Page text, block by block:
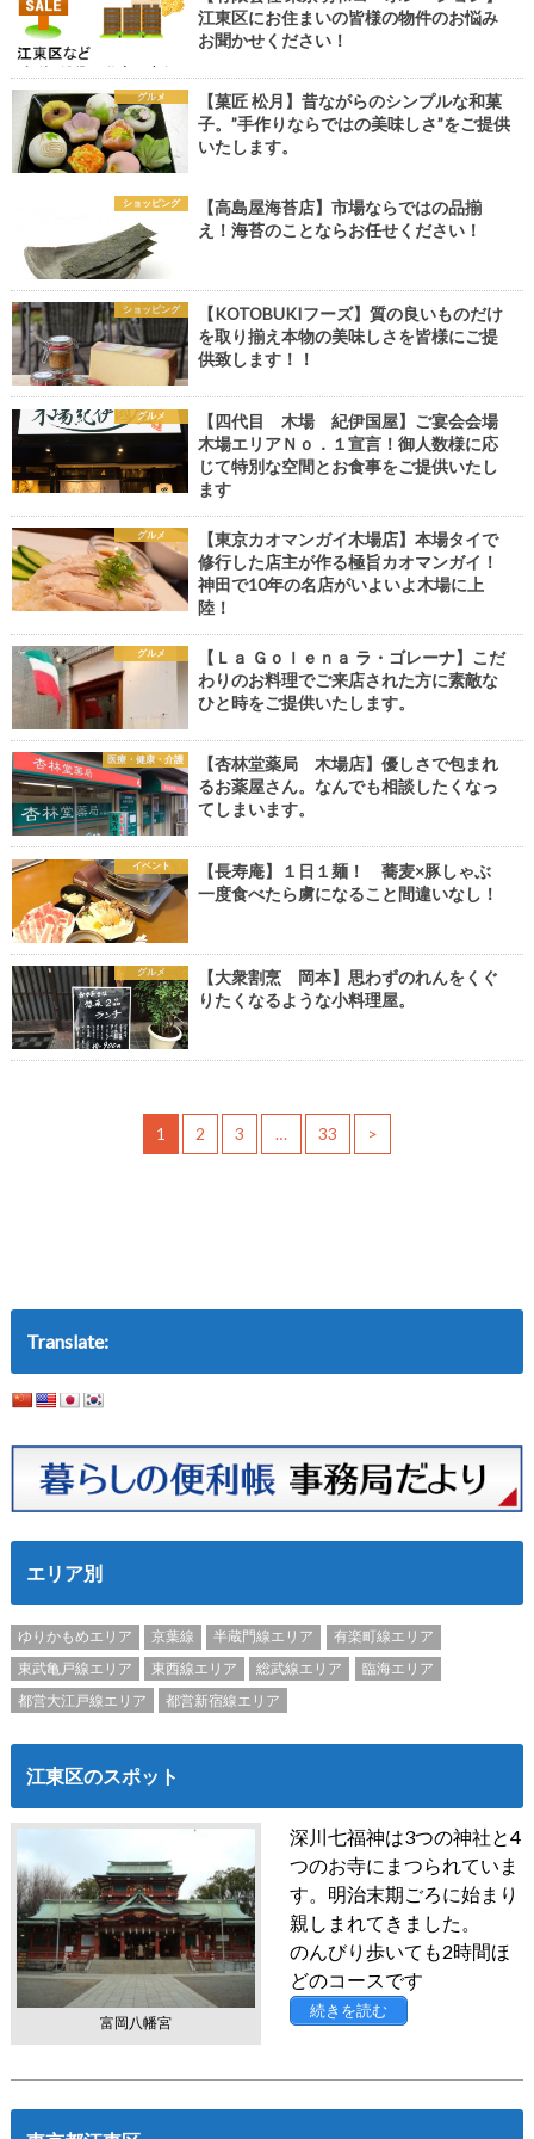
江東区にお住まいの皆様の物件のお悩み
お聞かせください！
グルメ
【菓匠 松月】昔ながらのシンプルな和菓
子。”手作りならではの美味しさ”をご提供
いたします。
ショッピング
【高島屋海苔店】市場ならではの品揃
え！海苔のことならお任せください！
ショッピング
【KOTOBUKIフーズ】質の良いものだけ
を取り揃え本物の美味しさを皆様にご提
供致します！！
グルメ
【四代目 木場 紀伊国屋】ご宴会会場
木場エリアＮｏ．１宣言！御人数様に応
じて特別な空間とお食事をご提供いたし
ます
グルメ
【東京カオマンガイ木場店】本場タイで
修行した店主が作る極旨カオマンガイ！
神田で10年の名店がいよいよ木場に上
陸！
グルメ
【Ｌａ Ｇｏｌｅｎａ ラ・ゴレーナ】こだ
わりのお料理でご来店された方に素敵な
ひと時をご提供いたします。
医療・健康・介護
【杏林堂薬局 木場店】優しさで包まれ
るお薬屋さん。なんでも相談したくなっ
てしまいます。
イベント
【長寿庵】１日１麺！ 蕎麦×豚しゃぶ
一度食べたら虜になること間違いなし！
グルメ
【大衆割烹 岡本】思わずのれんをくぐ
りたくなるような小料理屋。
1 2 3 … 33 >
Translate:
エリア別
ゆりかもめエリア 京葉線 半蔵門線エリア
有楽町線エリア
東武亀戸線エリア
東西線エリア 総武線エリア
臨海エリア
都営大江戸線エリア
都営新宿線エリア
江東区のスポット
富岡八幡宮
深川七福神は3つの神社と4
つのお寺にまつられていま
す。明治末期ごろに始まり
親しまれてきました。
のんびり歩いても2時間ほ
どのコースです
続きを読む